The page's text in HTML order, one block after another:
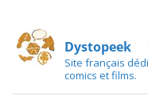
Dystopeek
Site français
comics et films.